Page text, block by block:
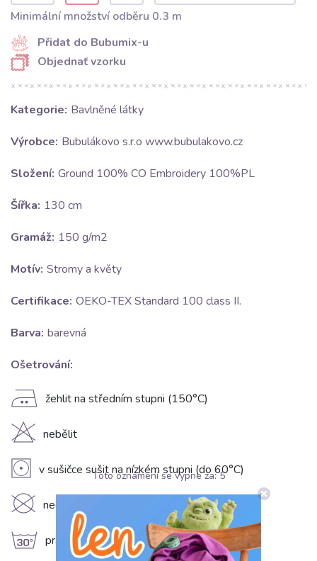
Minimální množství odběru 0.3 m
Přidat do Bubumix-u
Objednať vzorku
Kategorie: Bavlněné látky
Výrobce: Bubulákovo s.r.o www.bubulakovo.cz
Složení: Ground 100% CO Embroidery 100%PL
Šířka: 130 cm
Gramáž: 150 g/m2
Motív: Stromy a květy
Certifikace: OEKO-TEX Standard 100 class II.
Barva: barevná
Ošetrování:
E žehlit na středním stupni (150°C)
H nebělit
V v sušičce sušit na nízkém stupni (do 60°C)
K nečistit chemicky
g prát na 30°C
Toto oznámení se vypne za:5